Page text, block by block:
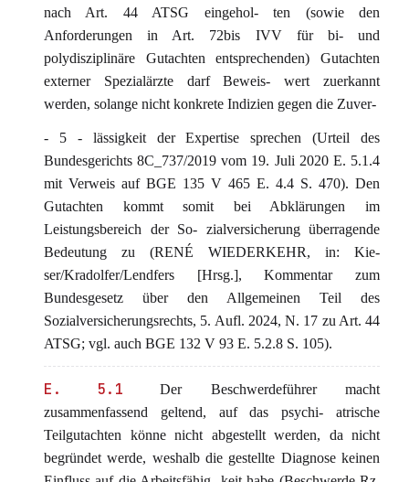
nach Art. 44 ATSG eingehol- ten (sowie den
Anforderungen in Art. 72bis IVV für bi- und
polydisziplinäre Gutachten entsprechenden) Gutachten
externer Spezialärzte darf Beweis- wert zuerkannt
werden, solange nicht konkrete Indizien gegen die Zuver-
- 5 - lässigkeit der Expertise sprechen (Urteil des
Bundesgerichts 8C_737/2019 vom 19. Juli 2020 E. 5.1.4
mit Verweis auf BGE 135 V 465 E. 4.4 S. 470). Den
Gutachten kommt somit bei Abklärungen im
Leistungsbereich der So- zialversicherung überragende
Bedeutung zu (RENÉ WIEDERKEHR, in: Kie-
ser/Kradolfer/Lendfers [Hrsg.], Kommentar zum
Bundesgesetz über den Allgemeinen Teil des
Sozialversicherungsrechts, 5. Aufl. 2024, N. 17 zu Art. 44
ATSG; vgl. auch BGE 132 V 93 E. 5.2.8 S. 105).
E. 5.1
Der Beschwerdeführer macht
zusammenfassend geltend, auf das psychi- atrische
Teilgutachten könne nicht abgestellt werden, da nicht
begründet werde, weshalb die gestellte Diagnose keinen